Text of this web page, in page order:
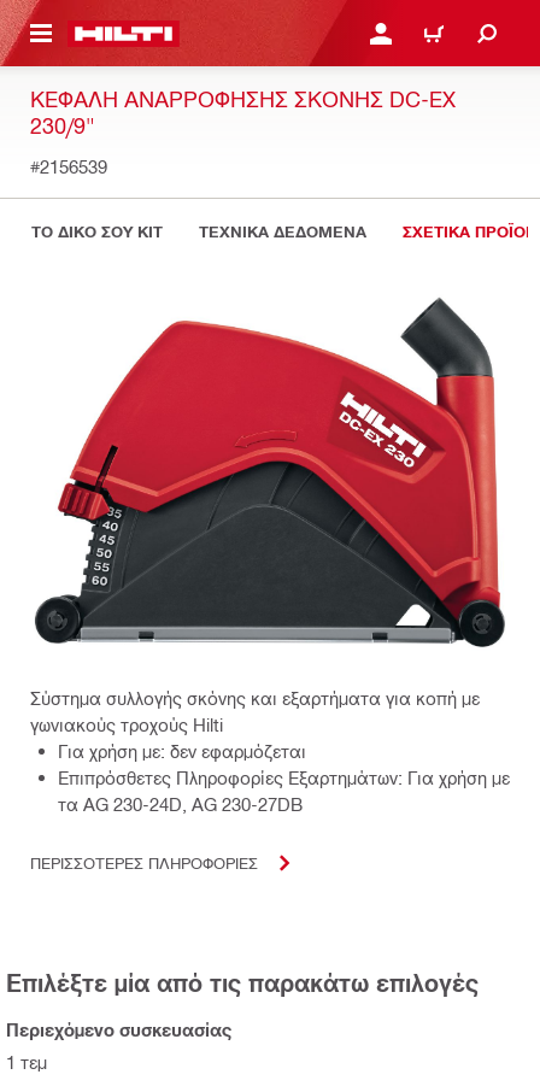
ΕΛΕΓΞΕΙΣ ΤΟ ΠΑΚΕΤΟ ΠΟΥ ΕΧΕΙΣ ΦΤΙΑΞΕΙ ΚΆΝΕ ΣΎΝΔΕΣΗ Ή
ΚΑΛΆΘΙ
ΚΕΦΑΛΉ ΑΝΑΡΡΌΦΗΣΗΣ ΣΚΌΝΗΣ DC-EX
230/9"
#2156539
ΤΟ ΔΙΚΟ ΣΟΥ KIT ΤΕΧΝΙΚΑ ΔΕΔΟΜΕΝΑ ΣΧΕΤΙΚΑ
Σύστημα συλλογής σκόνης και εξαρτήματα για κοπή με
γωνιακούς τροχούς Hilti
Για χρήση με: δεν εφαρμόζεται
Επιπρόσθετες Πληροφορίες Εξαρτημάτων: Για χρήση με
τα AG 230-24D, AG 230-27DB
ΠΕΡΙΣΣΟΤΕΡΕΣ ΠΛΗΡΟΦΟΡΙΕΣ
Επιλέξτε μία από τις παρακάτω επιλογές
Περιεχόμενο συσκευασίας
1 τεμ